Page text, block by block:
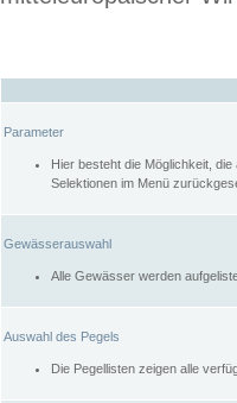
Parameter
Hier besteht die Möglichkeit,
Selektionen im Menü
Gewässerauswahl
Alle Gewässer werden
Auswahl des Pegels
Die Pegellisten zeigen alle